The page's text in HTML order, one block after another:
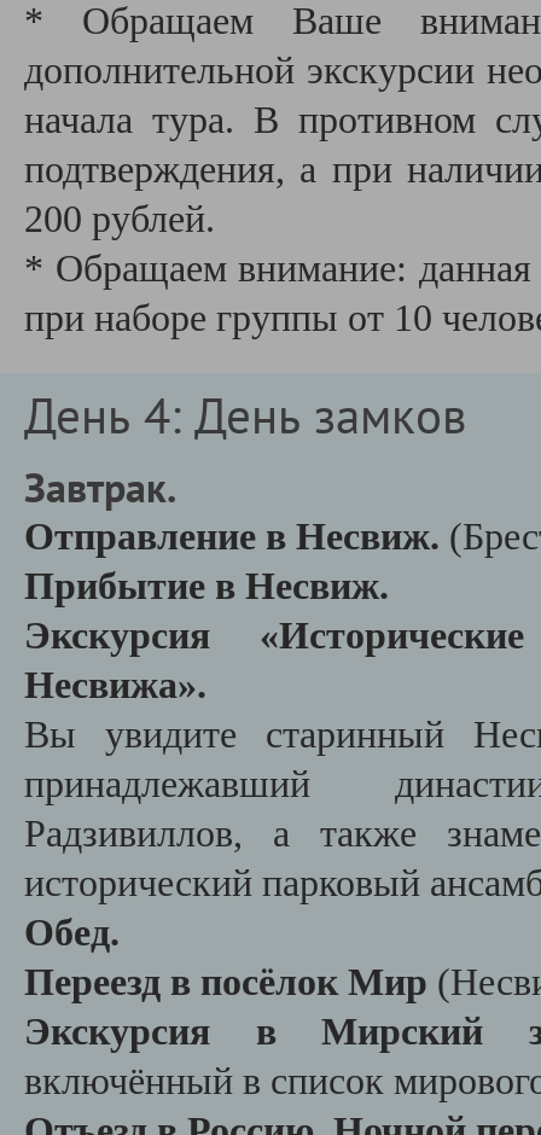
* Обращаем Ваше
дополнительной экскурсии
начала тура. В противном
подтверждения, а при
200 рублей.
* Обращаем внимание: данная
при наборе группы от 10
День 4: День замков
Завтрак.
Отправление в Несвиж.
Прибытие в Несвиж.
Экскурсия
Несвижа».
Вы увидите старинный
принадлежавший
Радзивиллов, а также
исторический парковый
Обед.
Переезд в посёлок Мир
Экскурсия в Мирский
включённый в список